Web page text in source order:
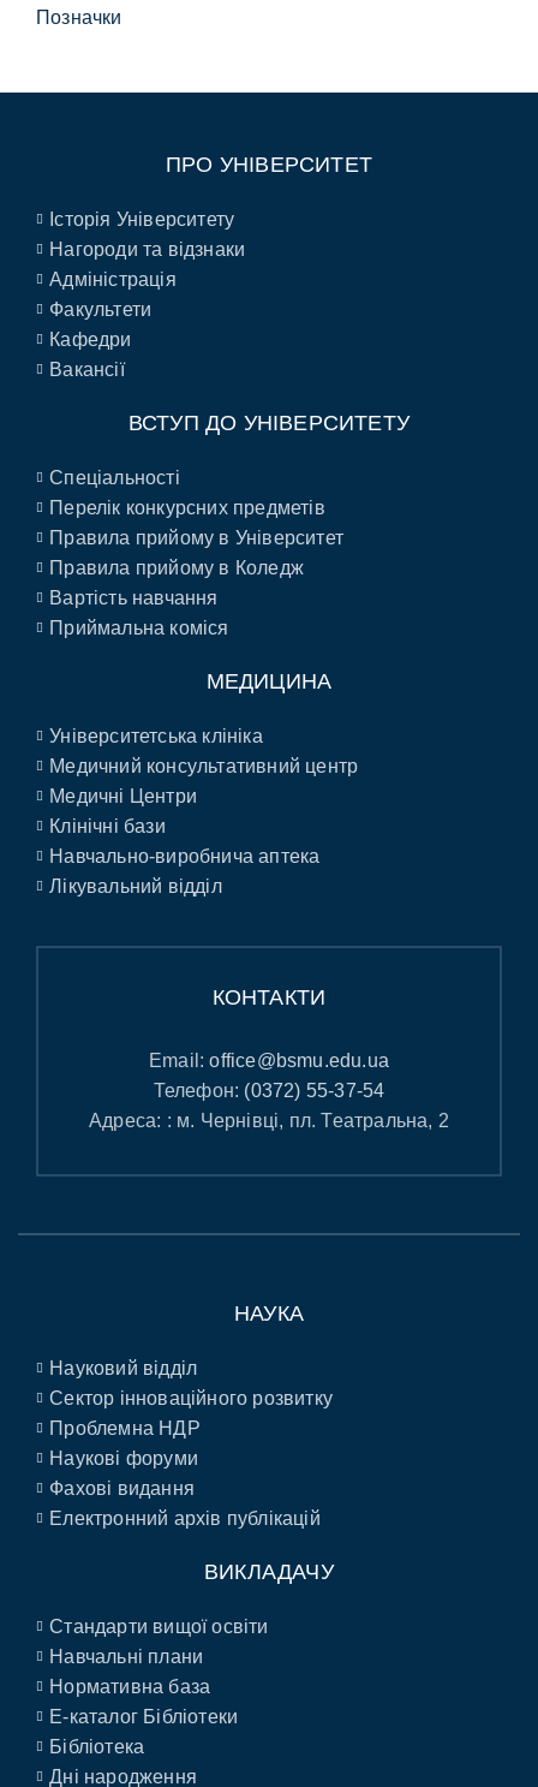
Позначки
ПРО УНІВЕРСИТЕТ
Історія Університету
Нагороди та відзнаки
Адміністрація
Факультети
Кафедри
Вакансії
ВСТУП ДО УНІВЕРСИТЕТУ
Спеціальності
Перелік конкурсних предметів
Правила прийому в Університет
Правила прийому в Коледж
Вартість навчання
Приймальна коміся
МЕДИЦИНА
Університетська клініка
Медичний консультативний центр
Медичні Центри
Клінічні бази
Навчально-виробнича аптека
Лікувальний відділ
КОНТАКТИ
Email:office@bsmu.edu.ua
Телефон: (0372) 55-37-54
Адреса: : м. Чернівці, пл. Театральна, 2
НАУКА
Науковий відділ
Сектор інноваційного розвитку
Проблемна НДР
Наукові форуми
Фахові видання
Електронний архів публікацій
ВИКЛАДАЧУ
Стандарти вищої освіти
Навчальні плани
Нормативна база
E-каталог Бібліотеки
Бібліотека
Дні народження